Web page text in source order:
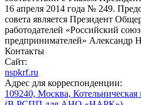
16 апреля 2014 года № 249.
совета является Президент
работодателей «Российский
предпринимателей» Александр
Контакты
Сайт:
nspkrf.ru
Адрес для корреспонденции:
109240, Москва, Котельническая